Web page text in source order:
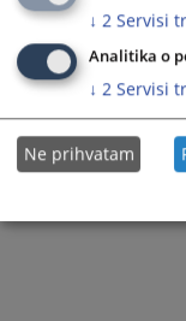
28.02.2015.
Gostovanje
20.02.2015.
Gostovanje
↓ 2 Servisi
Analitika o
↓ 2 Servisi
Ne prihvatam